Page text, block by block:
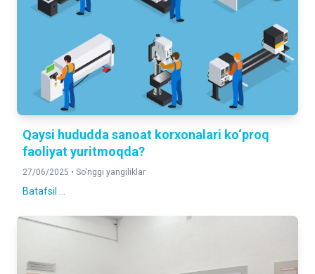
Qaysi hududda sanoat korxonalari ko‘proq
faoliyat yuritmoqda?
27/06/2025 • So'nggi yangiliklar
Batafsil ...